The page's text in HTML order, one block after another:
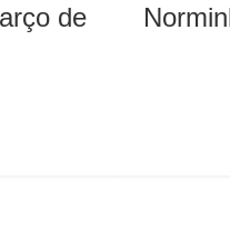
de